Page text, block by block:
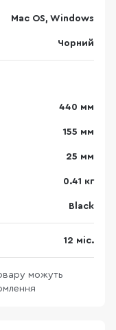
Mac OS, Windows
Чорний
440 мм
155 мм
25 мм
0.41 кг
Black
12 міс.
можуть